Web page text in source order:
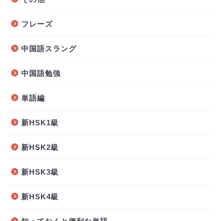
フレーズ
中国語スラング
中国語勉強
単語編
新HSK1級
新HSK2級
新HSK3級
新HSK4級